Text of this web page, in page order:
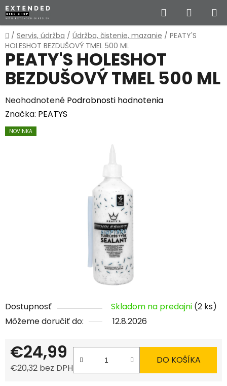
Prejsť
na
obsah
Hľadať
KOŠÍK
Domov
/ Servis, údržba / Údržba, čistenie, mazanie / PEATY'S
HOLESHOT BEZDUŠOVÝ TMEL 500 ML
Dostupnosť Skladom na predajni (2 ks)
Môžeme doručiť do:
12.8.2026
€24,99
€20,32 bez DPH
DO KOŠÍKA
PEATY'S HOLESHOT
BEZDUŠOVÝ TMEL 500 ML
Priemerné
hodnotenie
produktu
Neohodnotené Podrobnosti hodnotenia
Značka: PEATYS
NOVINKA